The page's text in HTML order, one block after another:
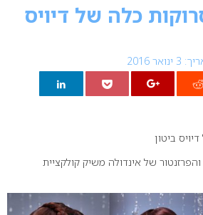
כלה של דיויס
2016
ביטון
של אינדולה משיק קולקציית